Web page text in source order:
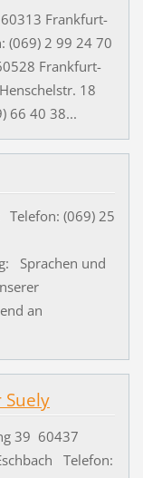
Frankfurt-
(069) 2 99 24 70
Frankfurt-
18
66 40 38...
(069) 25
Sprachen und
an
39 60437
Telefon: